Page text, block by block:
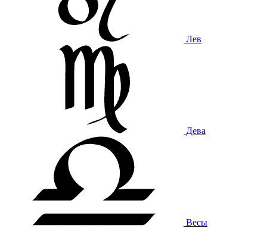
Лев
Дева
Весы